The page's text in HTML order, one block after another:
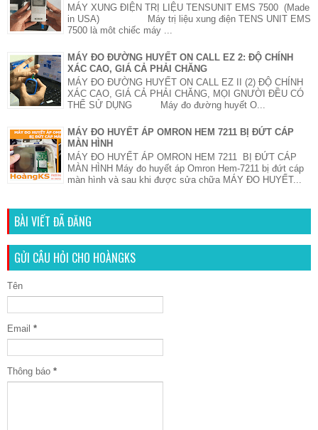
MÁY XUNG ĐIỆN TRỊ LIỆU TENSUNIT EMS 7500 (Made
in USA) Máy trị liệu xung điện TENS UNIT EMS
7500 là môt chiếc máy ...
MÁY ĐO ĐƯỜNG HUYẾT ON CALL EZ 2: ĐỘ CHÍNH
XÁC CAO, GIÁ CẢ PHẢI CHĂNG
MÁY ĐO ĐƯỜNG HUYẾT ON CALL EZ II (2) ĐỘ CHÍNH
XÁC CAO, GIÁ CẢ PHẢI CHĂNG, MỌI GNƯỜI ĐỀU CÓ
THỂ SỬ DỤNG Máy đo đường huyết O...
MÁY ĐO HUYẾT ÁP OMRON HEM 7211 BỊ ĐỨT CÁP
MÀN HÌNH
MÁY ĐO HUYẾT ÁP OMRON HEM 7211 BỊ ĐỨT CÁP
MÀN HÌNH Máy đo huyết áp Omron Hem-7211 bị đứt cáp
màn hình và sau khi được sửa chữa MÁY ĐO HUYẾT...
BÀI VIẾT ĐÃ ĐĂNG
GỬI CÂU HỎI CHO HOÀNGKS
Tên
Email *
Thông báo *